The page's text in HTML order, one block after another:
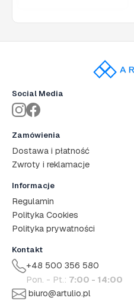
Zamówienia
Dostawa i płatność
Zwroty i reklamacje
Informacje
Regulamin
Polityka Cookies
Polityka prywatności
Kontakt
+48 500 356 580
Pon. - Pt.: 7:00 - 14:00
biuro@artulio.pl
Social Media